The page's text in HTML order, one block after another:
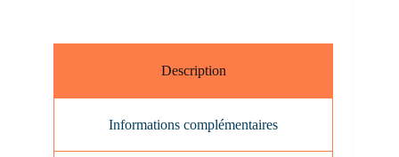
Description
Informations complémentaires